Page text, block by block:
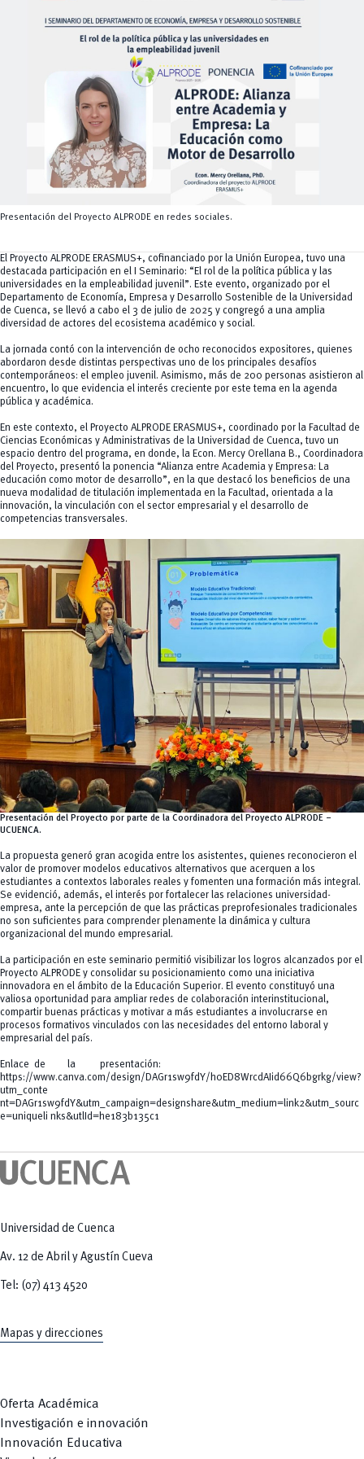
Posgrados
Radio Universitaria
Presentación del Proyecto ALPRODE en redes sociales.
El Proyecto ALPRODE ERASMUS+, cofinanciado por la Unión Europea, tuvo una
destacada participación en el I Seminario: “El rol de la política pública y las
universidades en la empleabilidad juvenil”. Este evento, organizado por el
Departamento de Economía, Empresa y Desarrollo Sostenible de la Universidad
de Cuenca, se llevó a cabo el 3 de julio de 2025 y congregó a una amplia
diversidad de actores del ecosistema académico y social.
La jornada contó con la intervención de ocho reconocidos expositores, quienes
abordaron desde distintas perspectivas uno de los principales desafíos
contemporáneos: el empleo juvenil. Asimismo, más de 200 personas asistieron al
encuentro, lo que evidencia el interés creciente por este tema en la agenda
pública y académica.
En este contexto, el Proyecto ALPRODE ERASMUS+, coordinado por la Facultad de
Ciencias Económicas y Administrativas de la Universidad de Cuenca, tuvo un
espacio dentro del programa, en donde, la Econ. Mercy Orellana B., Coordinadora
del Proyecto, presentó la ponencia “Alianza entre Academia y Empresa: La
educación como motor de desarrollo”, en la que destacó los beneficios de una
nueva modalidad de titulación implementada en la Facultad, orientada a la
innovación, la vinculación con el sector empresarial y el desarrollo de
competencias transversales.
Presentación del Proyecto por parte de la Coordinadora del Proyecto ALPRODE –
UCUENCA.
La propuesta generó gran acogida entre los asistentes, quienes reconocieron el
valor de promover modelos educativos alternativos que acerquen a los
estudiantes a contextos laborales reales y fomenten una formación más integral.
Se evidenció, además, el interés por fortalecer las relaciones universidad-
empresa, ante la percepción de que las prácticas preprofesionales tradicionales
no son suficientes para comprender plenamente la dinámica y cultura
organizacional del mundo empresarial.
La participación en este seminario permitió visibilizar los logros alcanzados por el
Proyecto ALPRODE y consolidar su posicionamiento como una iniciativa
innovadora en el ámbito de la Educación Superior. El evento constituyó una
valiosa oportunidad para ampliar redes de colaboración interinstitucional,
compartir buenas prácticas y motivar a más estudiantes a involucrarse en
procesos formativos vinculados con las necesidades del entorno laboral y
empresarial del país.
Enlace de la presentación:
https://www.canva.com/design/DAGr1sw9fdY/h0ED8WrcdAIid66Q6bgrkg/view?
utm_conte
nt=DAGr1sw9fdY&utm_campaign=designshare&utm_medium=link2&utm_sourc
e=uniqueli nks&utlId=he183b135c1
Universidad de Cuenca
Av. 12 de Abril y Agustín Cueva
Tel: (07) 413 4520
Mapas y direcciones
Oferta Académica
Investigación e innovación
Innovación Educativa